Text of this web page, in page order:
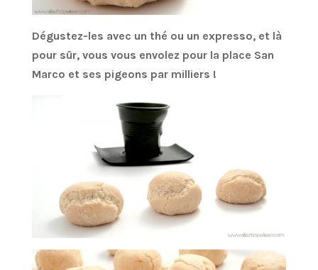
Dégustez-les avec un thé ou un expresso, et là
pour sûr, vous vous envolez pour la place San
Marco et ses pigeons par milliers !